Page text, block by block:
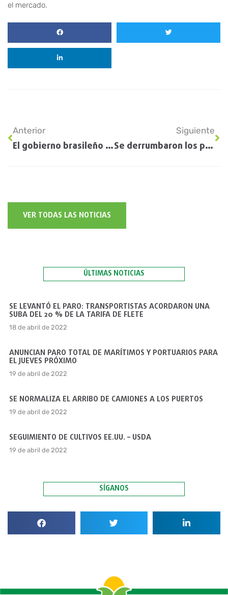
el mercado.
Anterior
El gobierno brasileño comprará 200.000 toneladas de trigo en Rio Grande do Sul con un precio “sostén” para ayudar a los productores
Siguiente
Se derrumbaron los precios del aceite de soja en Chicago por un nombramiento inesperado realizado por Donald Trump
VER TODAS LAS NOTICIAS
ÚLTIMAS NOTICIAS
SE LEVANTÓ EL PARO: TRANSPORTISTAS ACORDARON UNA
SUBA DEL 20 % DE LA TARIFA DE FLETE
18 de abril de 2022
ANUNCIAN PARO TOTAL DE MARÍTIMOS Y PORTUARIOS PARA
EL JUEVES PRÓXIMO
19 de abril de 2022
SE NORMALIZA EL ARRIBO DE CAMIONES A LOS PUERTOS
19 de abril de 2022
SEGUIMIENTO DE CULTIVOS EE.UU. – USDA
19 de abril de 2022
SÍGANOS